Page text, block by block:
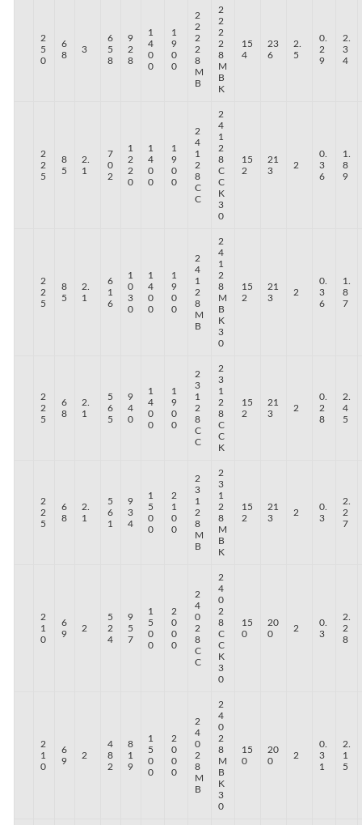
2
5
0
6
8
3
6
5
8
9
2
8
1
4
0
0
1
9
0
0
2
2
2
2
8
M
B
2
2
2
2
8
M
B
K
15
4
23
6
2.
5
0.
2
9
2.
3
4
2
2
5
8
5
2.
1
7
0
2
1
2
2
0
1
4
0
0
1
9
0
0
2
4
1
2
8
C
C
2
4
1
2
8
C
C
K
3
0
15
2
21
3
2
0.
3
6
1.
8
9
2
2
5
8
5
2.
1
6
1
6
1
0
3
0
1
4
0
0
1
9
0
0
2
4
1
2
8
M
B
2
4
1
2
8
M
B
K
3
0
15
2
21
3
2
0.
3
6
1.
8
7
2
2
5
6
8
2.
1
5
6
5
9
4
0
1
4
0
0
1
9
0
0
2
3
1
2
8
C
C
2
3
1
2
8
C
C
K
15
2
21
3
2
0.
2
8
2.
4
5
2
2
5
6
8
2.
1
5
6
1
9
3
4
1
5
0
0
2
1
0
0
2
3
1
2
8
M
B
2
3
1
2
8
M
B
K
15
2
21
3
2
0.
3
2.
2
7
2
1
0
6
9
2
5
2
4
9
5
7
1
5
0
0
2
0
0
0
2
4
0
2
8
C
C
2
4
0
2
8
C
C
K
3
0
15
0
20
0
2
0.
3
2.
2
8
2
1
0
6
9
2
4
8
2
8
1
9
1
5
0
0
2
0
0
0
2
4
0
2
8
M
B
2
4
0
2
8
M
B
K
3
0
15
0
20
0
2
0.
3
1
2.
1
5